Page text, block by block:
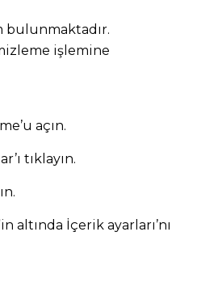
bulunmaktadır.
işlemine
açın.
tıklayın.
altında İçerik ayarları’nı